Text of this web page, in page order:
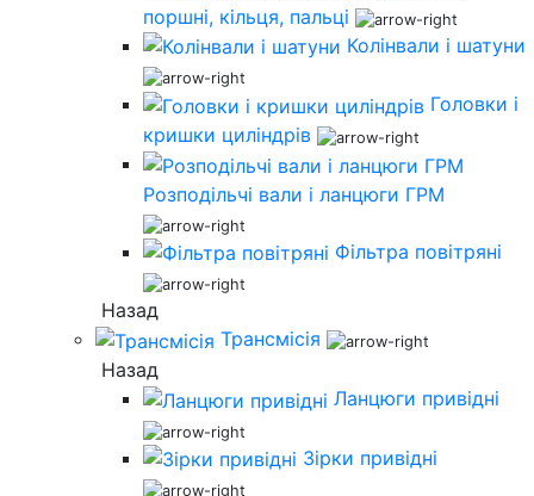
поршні, кільця, пальці
Колінвали і шатуни
Головки і
кришки циліндрів
Розподільчі вали і ланцюги ГРМ
Фільтра повітряні
Назад
Трансмісія
Назад
Ланцюги привідні
Зірки привідні